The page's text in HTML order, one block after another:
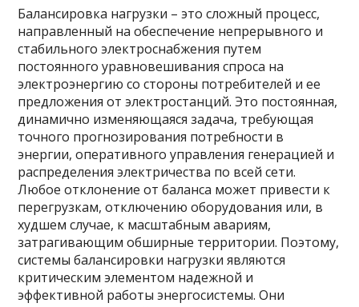
Балансировка нагрузки – это сложный процесс,
направленный на обеспечение непрерывного и
стабильного электроснабжения путем
постоянного уравновешивания спроса на
электроэнергию со стороны потребителей и ее
предложения от электростанций. Это постоянная,
динамично изменяющаяся задача, требующая
точного прогнозирования потребности в
энергии, оперативного управления генерацией и
распределения электричества по всей сети.
Любое отклонение от баланса может привести к
перегрузкам, отключению оборудования или, в
худшем случае, к масштабным авариям,
затрагивающим обширные территории. Поэтому,
системы балансировки нагрузки являются
критическим элементом надежной и
эффективной работы энергосистемы. Они